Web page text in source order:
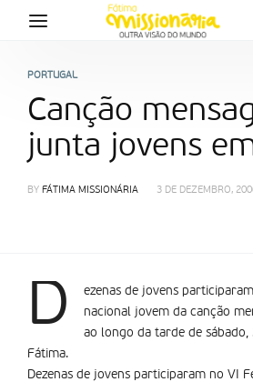
PORTUGAL
Canção
junta jovens
BY FÁTIMA MISSIONÁRIA 3 DE DEZEMBRO,
D
ezenas de jovens
nacional jovem da canção
ao longo da tarde de sábado,
Fátima.
Dezenas de jovens participaram no VI